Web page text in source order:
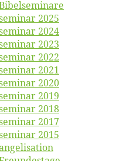
2025
2024
2023
2022
2021
2020
2019
2018
2017
2015